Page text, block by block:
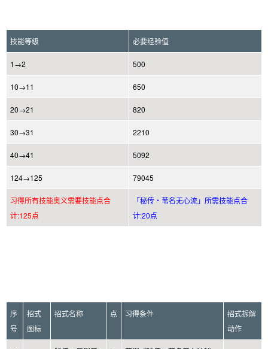
技能等级 必要经验值
1→2 500
10→11 650
20→21 820
30→31 2210
40→41 5092
124→125 79045
习得所有技能奥义需要技能点合
计:125点
「秘传・苇名无心流」所需技能点合
计:20点
序
号
招式
图标
招式名称 点 习得条件
招式拆解
动作